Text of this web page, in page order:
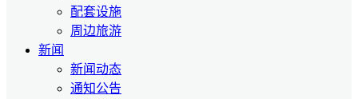
配套设施
周边旅游
新闻
新闻动态
通知公告